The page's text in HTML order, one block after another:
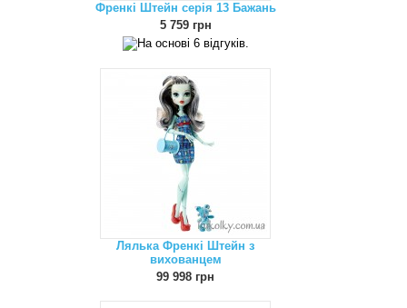
Френкі Штейн серія 13 Бажань
5 759 грн
Лялька Френкі Штейн з
вихованцем
99 998 грн